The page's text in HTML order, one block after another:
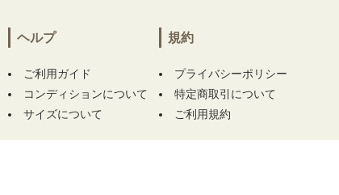
BRIEFING ジョガーパンツ M ブルーグレー】
をお買い上げ!!ありがとうございます！
BRIEFING ジョガーパンツ M ブルーグレー】
ヘルプ
ご利用ガイド
コンディションについて
サイズについて
規約
プライバシーポリシー
特定商取引について
ご利用規約